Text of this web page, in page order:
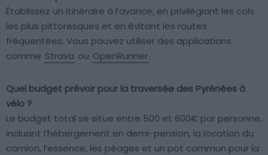
Établissez un itinéraire à l’avance, en privilégiant les cols
les plus pittoresques et en évitant les routes
fréquentées. Vous pouvez utiliser des applications
comme Strava ou OpenRunner.
Quel budget prévoir pour la traversée des Pyrénées à
vélo ?
Le budget total se situe entre 500 et 600€ par personne,
incluant l’hébergement en demi-pension, la location du
camion, l’essence, les péages et un pot commun pour la